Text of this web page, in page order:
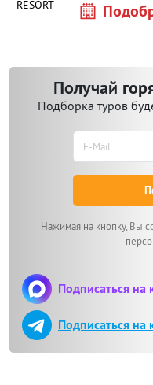
Получай
Подборка туров
Нажимая на кнопку, Вы
Подписаться на
Подписаться на